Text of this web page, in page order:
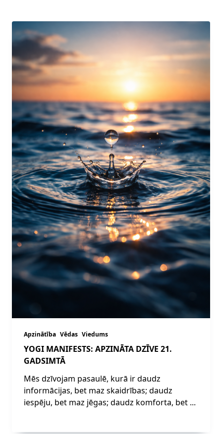
Apzinātība Vēdas Viedums
YOGI MANIFESTS: APZINĀTA DZĪVE 21.
GADSIMTĀ
Mēs dzīvojam pasaulē, kurā ir daudz
informācijas, bet maz skaidrības; daudz
iespēju, bet maz jēgas; daudz komforta, bet ...